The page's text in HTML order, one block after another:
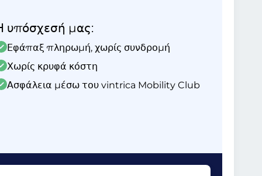
υπόσχεσή μας:
Εφάπαξ πληρωμή, χωρίς συνδρομή
Χωρίς κρυφά κόστη
Ασφάλεια μέσω του vintrica Mobility Club